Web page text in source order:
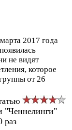
2017 года
не видят
которое
от 26
"Ченнелинги"
раз